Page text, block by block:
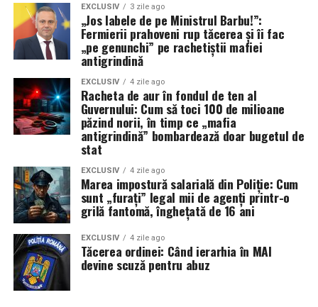
EXCLUSIV 3 zile ago
„Jos labele de pe Ministrul Barbu!”:
Fermierii prahoveni rup tăcerea și îi fac
„pe genunchi” pe rachetiștii mafiei
antigrindină
EXCLUSIV 4 zile ago
Racheta de aur în fondul de ten al
Guvernului: Cum să toci 100 de milioane
păzind norii, în timp ce „mafia
antigrindină” bombardează doar bugetul de
stat
EXCLUSIV 4 zile ago
Marea impostură salarială din Poliție: Cum
sunt „furați” legal mii de agenți printr-o
grilă fantomă, înghețată de 16 ani
EXCLUSIV 4 zile ago
Tăcerea ordinei: Când ierarhia în MAI
devine scuză pentru abuz